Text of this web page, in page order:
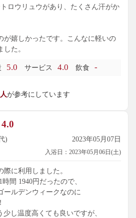
ロウリュウがあり、たくさん汗がか
が嬉しかったです。こんなに軽いの
た。
5.0 サービス 4.0 飲食 -
が参考にしています
4.0
) 2023年05月07日
入浴日：2023年05月06日(土)
に利用しました。
間 1940円だったので、
ールデンウィークなのに
し温度高くても良いですが、